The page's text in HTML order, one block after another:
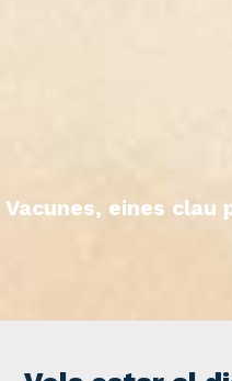
Vacunes, eines clau